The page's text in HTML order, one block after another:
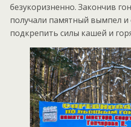
безукоризненно. Закончив
получали памятный вымпел и
подкрепить силы кашей и